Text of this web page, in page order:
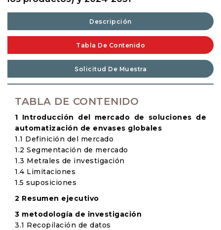
Descripción
Tabla De Contenido
Solicitud De Muestra
TABLA DE CONTENIDO
1 Introducción del mercado de soluciones de
automatización de envases globales
1.1 Definición del mercado
1.2 Segmentación de mercado
1.3 Metrales de investigación
1.4 Limitaciones
1.5 suposiciones
2 Resumen ejecutivo
3 metodología de investigación
3.1 Recopilación de datos